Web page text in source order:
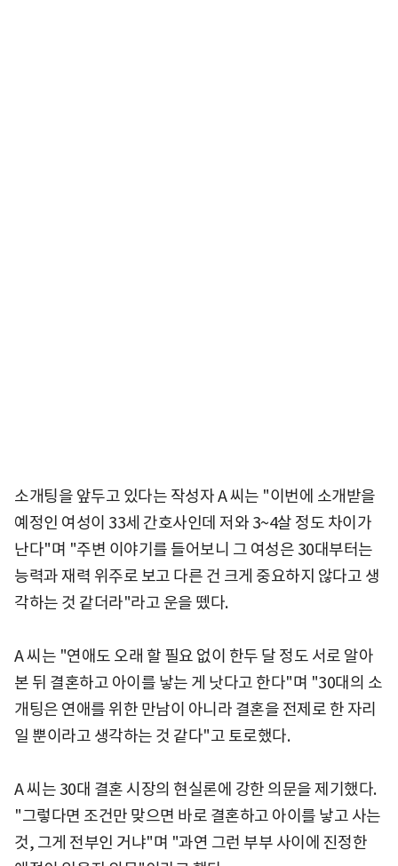
소개팅을 앞두고 있다는 작성자 A 씨는 "이번에 소개받을
예정인 여성이 33세 간호사인데 저와 3~4살 정도 차이가
난다"며 "주변 이야기를 들어보니 그 여성은 30대부터는
능력과 재력 위주로 보고 다른 건 크게 중요하지 않다고 생
각하는 것 같더라"라고 운을 뗐다.
A 씨는 "연애도 오래 할 필요 없이 한두 달 정도 서로 알아
본 뒤 결혼하고 아이를 낳는 게 낫다고 한다"며 "30대의 소
개팅은 연애를 위한 만남이 아니라 결혼을 전제로 한 자리
일 뿐이라고 생각하는 것 같다"고 토로했다.
A 씨는 30대 결혼 시장의 현실론에 강한 의문을 제기했다.
"그렇다면 조건만 맞으면 바로 결혼하고 아이를 낳고 사는
것, 그게 전부인 거냐"며 "과연 그런 부부 사이에 진정한